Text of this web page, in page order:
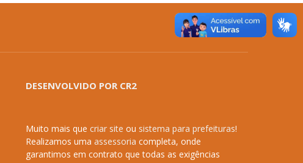
DESENVOLVIDO POR CR2
Muito mais que criar site ou sistema para prefeituras!
Realizamos uma assessoria completa, onde
garantimos em contrato que todas as exigências